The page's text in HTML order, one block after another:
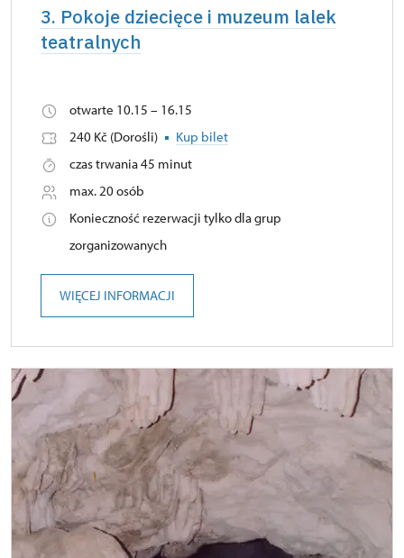
3. Pokoje dziecięce i muzeum lalek
teatralnych
otwarte 10.15 – 16.15
240 Kč (Dorośli)
Kup bilet
czas trwania 45 minut
max. 20 osób
Konieczność rezerwacji tylko dla grup
zorganizowanych
WIĘCEJ INFORMACJI